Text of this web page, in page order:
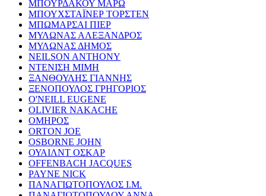
ΜΠΟΥΡΔΑΚΟΥ ΜΑΡΩ
ΜΠΟΥΧΣΤΑΪΝΕΡ ΤΟΡΣΤΕΝ
ΜΠΩΜΑΡΣΑΙ ΠΙΕΡ
ΜΥΛΩΝΑΣ ΑΛΕΞΑΝΔΡΟΣ
ΜΥΛΩΝΑΣ ΔΗΜΟΣ
NEILSON ANTHONY
ΝΤΕΝΙΣΗ ΜΙΜΗ
ΞΑΝΘΟΥΛΗΣ ΓΙΑΝΝΗΣ
ΞΕΝΟΠΟΥΛΟΣ ΓΡΗΓΟΡΙΟΣ
O'NEILL EUGENE
OLIVIER NAKACHE
ΟΜΗΡΟΣ
ORTON JOE
OSBORNE JOHN
ΟΥΑΙΛΝΤ ΟΣΚΑΡ
OFFENBACH JACQUES
PAYNE NICK
ΠΑΝΑΓΙΩΤΟΠΟΥΛΟΣ Ι.Μ.